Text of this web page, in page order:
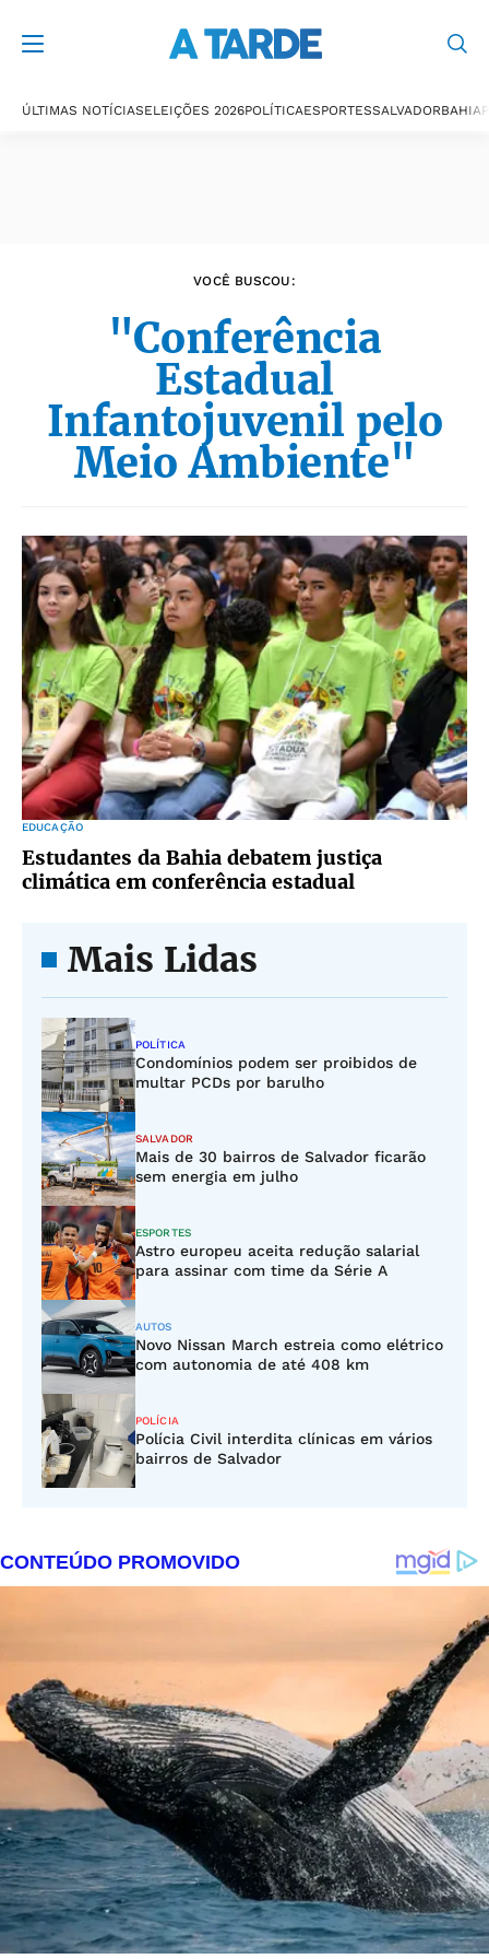
ÚLTIMAS NOTÍCIASELEIÇÕES 2026POLÍTICAESPORTESSALVADORBAHIA
VOCÊ BUSCOU:
"Conferência
Estadual
Infantojuvenil pelo
Meio Ambiente"
EDUCAÇÃO
Estudantes da Bahia debatem justiça
climática em conferência estadual
Mais Lidas
POLÍTICA
Condomínios podem ser proibidos de
multar PCDs por barulho
SALVADOR
Mais de 30 bairros de Salvador ficarão
sem energia em julho
ESPORTES
Astro europeu aceita redução salarial
para assinar com time da Série A
AUTOS
Novo Nissan March estreia como elétrico
com autonomia de até 408 km
POLÍCIA
Polícia Civil interdita clínicas em vários
bairros de Salvador